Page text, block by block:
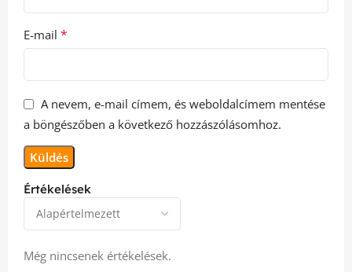
Értékelések
Még nincsenek értékelések.
E-mail *
A nevem, e-mail címem, és weboldalcímem mentése
a böngészőben a következő hozzászólásomhoz.